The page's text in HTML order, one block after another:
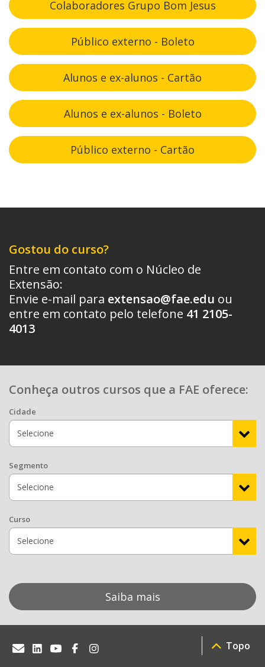
Colaboradores Grupo Bom Jesus
Público externo - Boleto
Alunos e ex-alunos - Cartão
Alunos e ex-alunos - Boleto
Público externo - Cartão
Gostou do curso?
Entre em contato com o Núcleo de
Extensão:
Envie e-mail para extensao@fae.edu ou
entre em contato pelo telefone 41 2105-
4013
Conheça outros cursos que a FAE oferece:
Cidade
Segmento
Curso
Saiba mais
Topo